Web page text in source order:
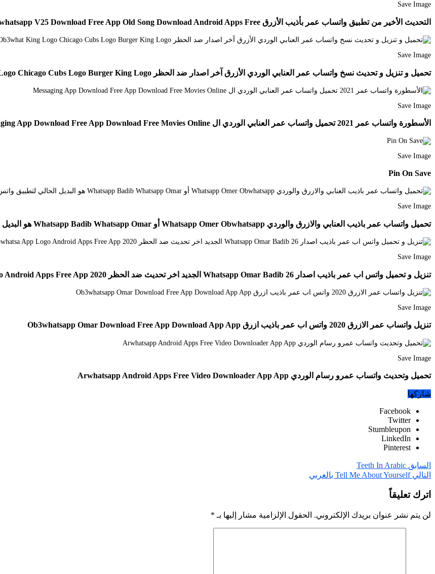
Save Image
التحديث الأخير من تطبيق واتساب عمر بأذيب الأزرق Blue Ob3whatsapp V25 Download Free App Old Song Download Android Apps Free
Save Image
تحميل و تنزيل و تحديث نسخ واتساب عمر العنابي الوردي الأزرق آخر اصدار ضد الحظر Obwhatsapp Ob2whatsapp Ob3what King Logo Chicago Cubs Logo Burger King Logo
Save Image
الأسطورة واتساب عمر 2021 تحميل واتساب عمر العنابي الوردي ال Messaging App Download Free App Download Free Movies Online
Save Image
Pin On Save
Save Image
تحميل واتساب عمر باذيب العنابي والازرق والوردي Whatsapp Omer Obwhatsapp أو Whatsapp Badib Whatsapp Omar هو البديل الحالي لتطبيق واتس Android Apps Omar App
Save Image
تنزيل و تحميل واتس اب عمر باذيب اصدار 26 Whatsapp Omar Badib الجديد اخر تحديث ضد الحظر 2020 Obwhatsa App Logo Android Apps Free App
Save Image
تنزيل واتساب عمر الازرق 2020 واتس اب عمر باذيب ازرق Ob3whatsapp Omar Download Free App Download App App
Save Image
تحميل وتحديث واتساب عمرو رسام الوردي Arwhatsapp Android Apps Free Video Downloader App App
شاركها
Facebook
Twitter
Stumbleupon
LinkedIn
Pinterest
السابق
التالي Tell Me About Yourself بالعربي
اترك تعليقاً
لن يتم نشر عنوان بريدك الإلكتروني. الحقول الإلزامية مشار إليها بـ *